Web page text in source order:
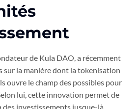
de Kula DAO, a récemment
sur la manière dont la tokenisation
ouvre le champ des possibles pour
lui, cette innovation permet de
des investissements jusque-là